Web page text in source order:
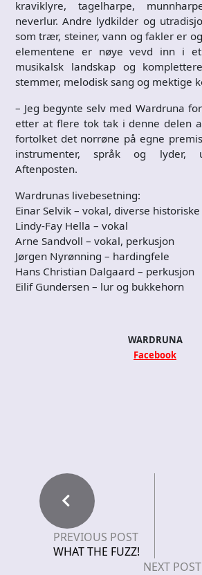
kraviklyre, tagelharpe,
neverlur. Andre lydkilder og
som trær, steiner, vann og fakler er
elementene er nøye vevd inn i
musikalsk landskap og
stemmer, melodisk sang og mektige
– Jeg begynte selv med Wardruna
etter at flere tok tak i denne delen
fortolket det norrøne på egne
instrumenter, språk og lyder,
Aftenposten.
Wardrunas livebesetning:
Einar Selvik – vokal, diverse
Lindy-Fay Hella – vokal
Arne Sandvoll – vokal, perkusjon
Jørgen Nyrønning – hardingfele
Hans Christian Dalgaard – perkusjon
Eilif Gundersen – lur og bukkehorn
WARDRUNA
Facebook
PREVIOUS POST
WHAT THE FUZZ!
NEXT POST